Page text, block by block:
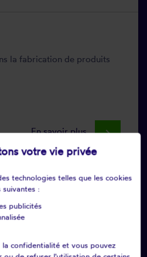
la fabrication de produits
En savoir plus keyboard_arrow_right
votre vie privée
technologies telles que les cookies
:
publicités
confidentialité et vous pouvez